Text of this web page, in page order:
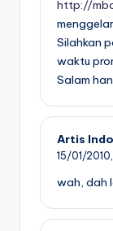
http://
Silahkan
waktu
Salam
Artis
15/01/2010,
wah, dah